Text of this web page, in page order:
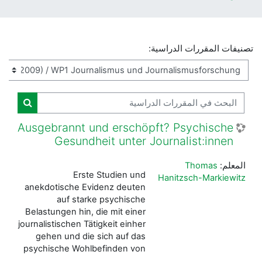
تصنيفات المقررات الدراسية:
البحث في المقررات الدراسية
البحث
Ausgebrannt und erschöpft? Psychische
Gesundheit unter Journalist:innen
Erste Studien und
anekdotische Evidenz deuten
auf starke psychische
Belastungen hin, die mit einer
journalistischen Tätigkeit einher
gehen und die sich auf das
psychische Wohlbefinden von
المعلم: Thomas
Hanitzsch-Markiewitz